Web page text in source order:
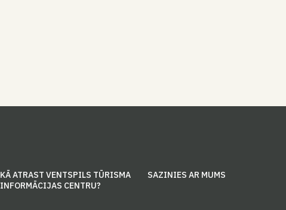
KĀ ATRAST VENTSPILS TŪRISMA
INFORMĀCIJAS CENTRU?
SAZINIES AR MUMS